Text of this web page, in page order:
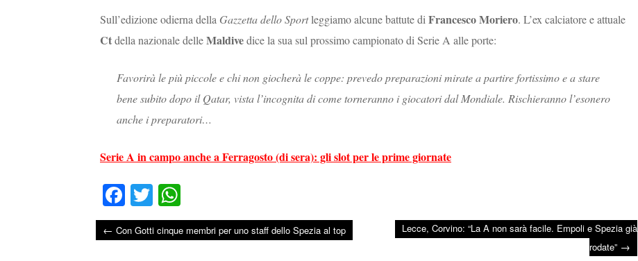
Sull’edizione odierna della Gazzetta dello Sportleggiamo alcune battute di Francesco Moriero. L’ex calciatore e attuale
Ctdella nazionale delleMaldivedice la sua sul prossimo campionato di Serie A alle porte:
Favorirà le più piccole e chi non giocherà le coppe: prevedo preparazioni mirate a partire fortissimo e a stare
bene subito dopo il Qatar, vista l’incognita di come torneranno i giocatori dal Mondiale. Rischieranno l’esonero
anche i preparatori…
Serie A in campo anche a Ferragosto (di sera): gli slot per le prime giornate
Fa
ce
bo
T
wi
tte
ha
ts
← Con Gotti cinque membri per uno staff dello Spezia al top
Lecce, Corvino: “La A non sarà facile. Empoli e Spezia già
rodate” →